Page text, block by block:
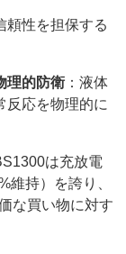
頼性を担保する
理的防衛 ：液体
反応を物理的に
は充放電
維持）を誇り、
な買い物に対す